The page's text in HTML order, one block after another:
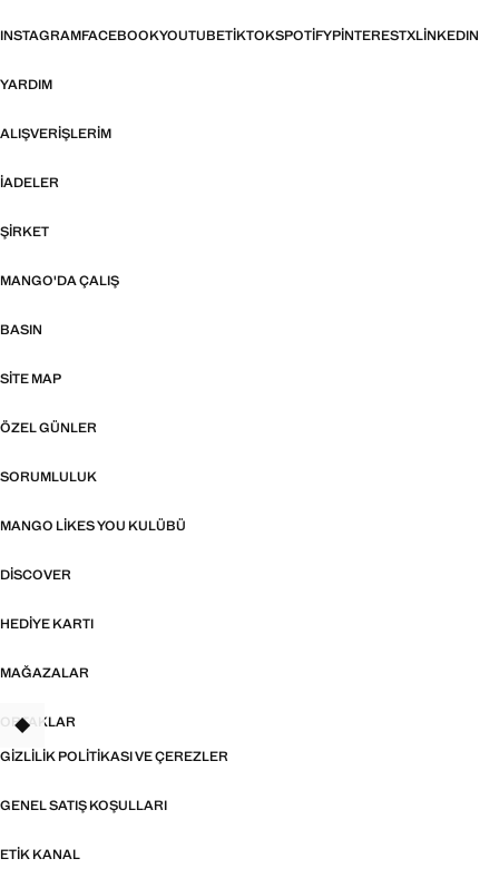
INSTAGRAMFACEBOOKYOUTUBETIKTOKSPOTIFYPINTERESTXLINKEDIN
YARDIM
ALIŞVERIŞLERIM
İADELER
ŞIRKET
MANGO'DA ÇALIŞ
BASIN
SITE MAP
ÖZEL GÜNLER
SORUMLULUK
MANGO LIKES YOU KULÜBÜ
DISCOVER
HEDIYE KARTI
MAĞAZALAR
ORTAKLAR
GIZLILIK POLITIKASI VE ÇEREZLER
GENEL SATIŞ KOŞULLARI
ETIK KANAL